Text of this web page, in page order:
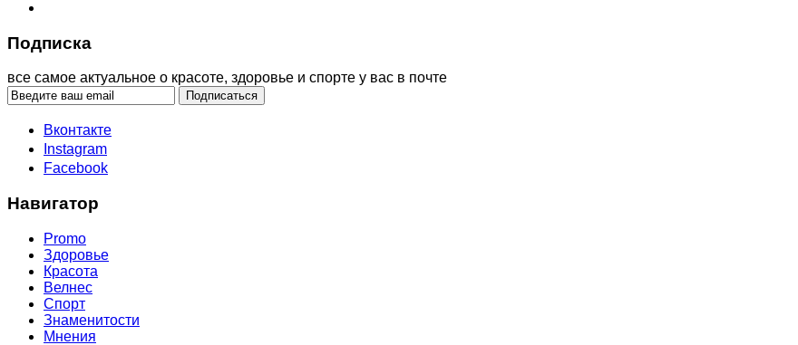
Подписка
все самое актуальное о красоте, здоровье и спорте у вас в почте
Вконтакте
Instagram
Facebook
Навигатор
Promo
Здоровье
Красота
Велнес
Спорт
Знаменитости
Мнения